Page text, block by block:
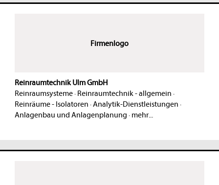
Firmenlogo
Reinraumtechnik Ulm GmbH
Reinraumsysteme· Reinraumtechnik - allgemein ·
Reinräume - Isolatoren ·Analytik-Dienstleistungen ·
Anlagenbau und Anlagenplanung · mehr...